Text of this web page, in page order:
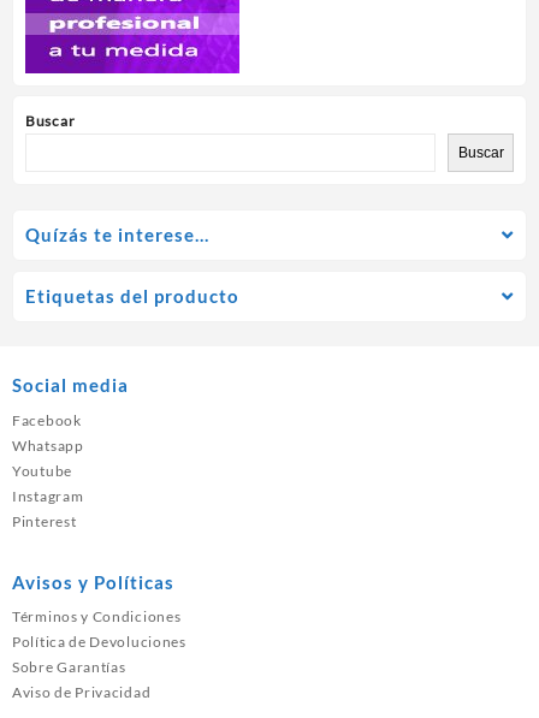
Buscar
Buscar
Quízás te interese…
Etiquetas del producto
Social media
Facebook
Whatsapp
Youtube
Instagram
Pinterest
Avisos y Políticas
Términos y Condiciones
Política de Devoluciones
Sobre Garantías
Aviso de Privacidad